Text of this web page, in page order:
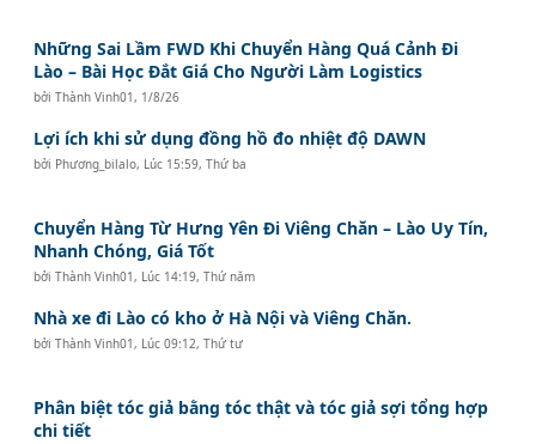
Những Sai Lầm FWD Khi Chuyển Hàng Quá Cảnh Đi
Lào – Bài Học Đắt Giá Cho Người Làm Logistics
bởiThành Vinh01 , 1/8/26
Lợi ích khi sử dụng đồng hồ đo nhiệt độ DAWN
bởi Phương_bilalo, Lúc 15:59, Thứ ba
Chuyển Hàng Từ Hưng Yên Đi Viêng Chăn – Lào Uy Tín,
Nhanh Chóng, Giá Tốt
bởiThành Vinh01 , Lúc 14:19, Thứ năm
Nhà xe đi Lào có kho ở Hà Nội và Viêng Chăn.
bởiThành Vinh01 , Lúc 09:12, Thứ tư
Phân biệt tóc giả bằng tóc thật và tóc giả sợi tổng hợp
chi tiết